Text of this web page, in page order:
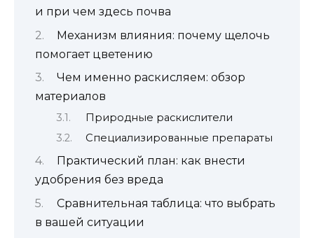
и при чем здесь почва
Механизм влияния: почему щелочь
помогает цветению
Чем именно раскисляем: обзор
материалов
Природные раскислители
Специализированные препараты
Практический план: как внести
удобрения без вреда
Сравнительная таблица: что выбрать
в вашей ситуации